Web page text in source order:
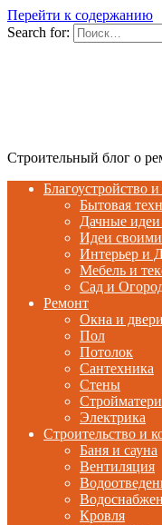
Перейти к содержанию
Search for:
Строительный блог о
Благоустройство
Бытовая
Дачные
Идеи
Интерьер и
Мебель и
Сад и
Ремонт
Окна и двери
Пол
Потолок
Сантехника
Стены
Электрика
Строительство и
Баня и сауна
Вентиляция
Кровля